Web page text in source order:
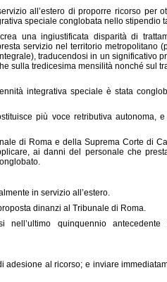
all’estero di proporre ricorso per
speciale conglobata nello stipendio
una ingiustificata disparità di
servizio nel territorio metropolitano
traducendosi in un significativo
sulla tredicesima mensilità nonché sul
integrativa speciale è stata
più voce retributiva autonoma, e
di Roma e della Suprema Corte di
ai danni del personale che
in servizio all’estero.
dinanzi al Tribunale di Roma.
nell’ultimo quinquennio
al ricorso; e inviare